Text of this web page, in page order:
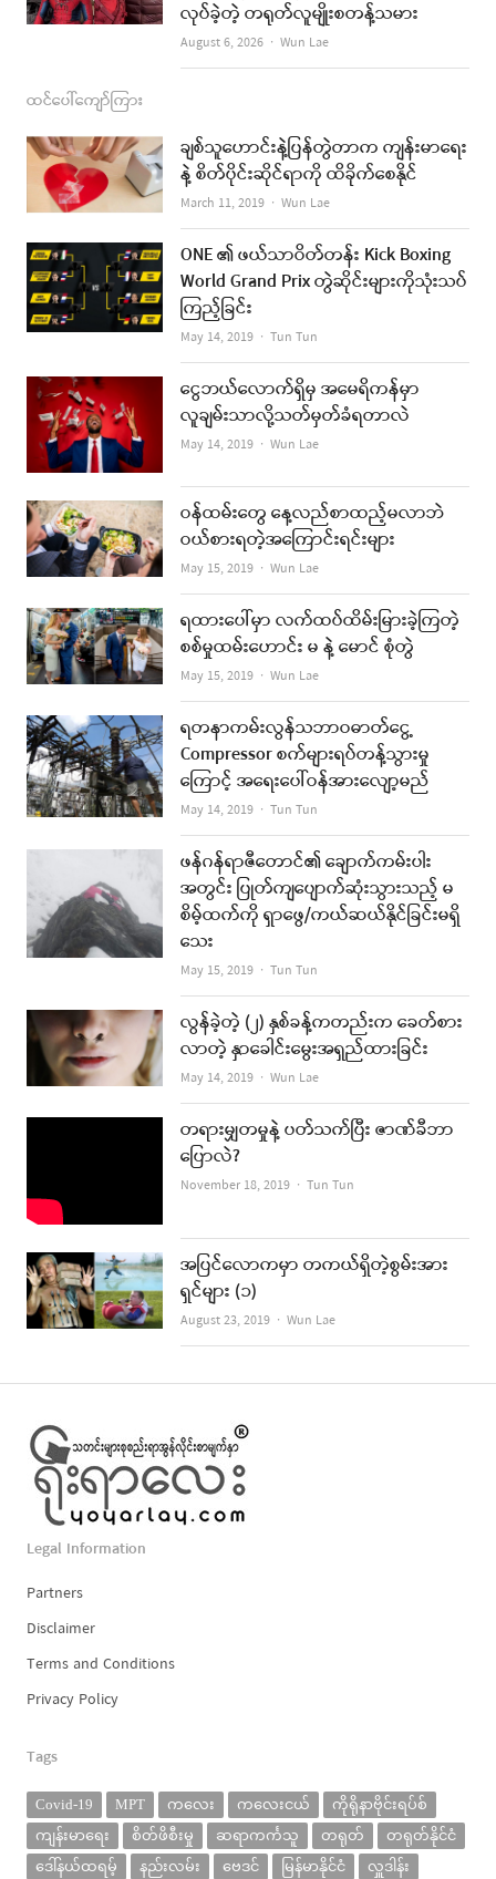
လုပ်ခဲ့တဲ့ တရုတ်လူမျိုးစတန့်သမား
August 6, 2026 Author
Wun Lae
ထင်ပေါ်ကျော်ကြား
ချစ်သူဟောင်းနဲ့ပြန်တွဲတာက ကျန်းမာရေး
နဲ့ စိတ်ပိုင်းဆိုင်ရာကို ထိခိုက်စေနိုင်
March 11, 2019 Author
Wun Lae
ONE ၏ ဖယ်သာဝိတ်တန်း Kick Boxing
World Grand Prix တွဲဆိုင်းများကိုသုံးသပ်
ကြည့်ခြင်း
May 14, 2019 Author
Tun Tun
ငွေဘယ်လောက်ရှိမှ အမေရိကန်မှာ
လူချမ်းသာလို့သတ်မှတ်ခံရတာလဲ
May 14, 2019 Author
Wun Lae
ဝန်ထမ်းတွေ နေ့လည်စာထည့်မလာဘဲ
ဝယ်စားရတဲ့အကြောင်းရင်းများ
May 15, 2019 Author
Wun Lae
ရထားပေါ်မှာ လက်ထပ်ထိမ်းမြားခဲ့ကြတဲ့
စစ်မှုထမ်းဟောင်း မ နဲ့ မောင် စုံတွဲ
May 15, 2019 Author
Wun Lae
ရတနာကမ်းလွန်သဘာဝဓာတ်ငွေ့
Compressor စက်များရပ်တန့်သွားမှု
ကြောင့် အရေးပေါ်ဝန်အားလျော့မည်
May 14, 2019 Author
Tun Tun
ဖန်ဂန်ရာဇီတောင်၏ ချောက်ကမ်းပါး
အတွင်း ပြုတ်ကျပျောက်ဆုံးသွားသည့် မ
စိမ့်ထက်ကို ရှာဖွေ/ကယ်ဆယ်နိုင်ခြင်းမရှိ
သေး
May 15, 2019 Author
Tun Tun
လွန်ခဲ့တဲ့ (၂) နှစ်ခန့်ကတည်းက ခေတ်စား
လာတဲ့ နှာခေါင်းမွေးအရှည်ထားခြင်း
May 14, 2019 Author
Wun Lae
တရားမျှတမှုနဲ့ ပတ်သက်ပြီး ဇာဏ်ခီဘာ
ပြောလဲ?
November 18, 2019 Author
Tun Tun
အပြင်လောကမှာ တကယ်ရှိတဲ့စွမ်းအား
ရှင်များ (၁)
August 23, 2019 Author
Wun Lae
Legal Information
Partners
Disclaimer
Terms and Conditions
Privacy Policy
Tags
Covid-19 MPT ကလေး ကလေးငယ်
ကိုရိုနာဗိုင်းရပ်စ်
ကျန်းမာရေး
စိတ်ဖိစီးမှု ဆရာကင်္ကသူ တရုတ်
တရုတ်နိုင်ငံ
ဒေါ်နယ်ထရမ့်
နည်းလမ်း ဗေဒင် မြန်မာနိုင်ငံ လှူဒါန်း